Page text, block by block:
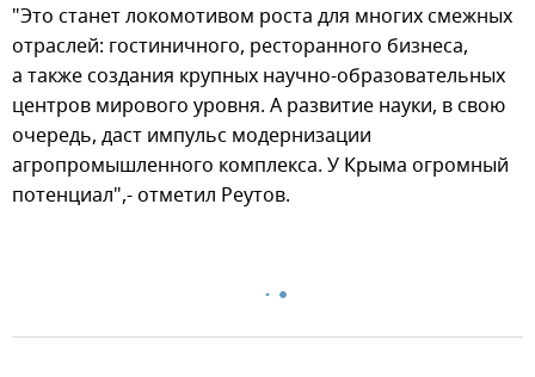
"Это станет локомотивом роста для многих смежных
отраслей: гостиничного, ресторанного бизнеса,
а также создания крупных научно-образовательных
центров мирового уровня. А развитие науки, в свою
очередь, даст импульс модернизации
агропромышленного комплекса. У Крыма огромный
потенциал",- отметил Реутов.